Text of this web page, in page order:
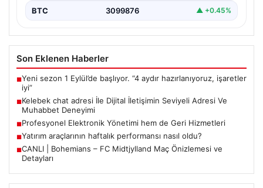
BTC 3099876 ▲ +0.45%
Son Eklenen Haberler
■Yeni sezon 1 Eylül’de başlıyor. “4 aydır hazırlanıyoruz, işaretler
iyi”
■Kelebek chat adresi İle Dijital İletişimin Seviyeli Adresi Ve
Muhabbet Deneyimi
■Profesyonel Elektronik Yönetimi hem de Geri Hizmetleri
■Yatırım araçlarının haftalık performansı nasıl oldu?
■CANLI | Bohemians – FC Midtjylland Maç Önizlemesi ve
Detayları